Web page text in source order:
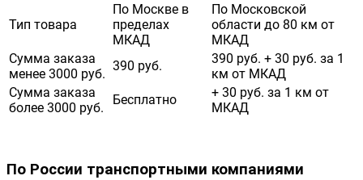
Тип товара
По Москве в
пределах
МКАД
По Московской
области до 80 км от
МКАД
Сумма заказа
менее 3000 руб.
390 руб.
390 руб. + 30 руб. за 1
км от МКАД
Сумма заказа
более 3000 руб.
Бесплатно
+ 30 руб. за 1 км от
МКАД
По России транспортными компаниями